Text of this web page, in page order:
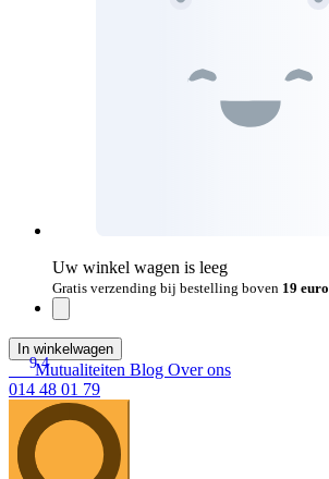
Uw winkel wagen is leeg
Gratis verzending bij bestelling boven 19 euro
In winkelwagen
9.4
Mutualiteiten Blog Over ons
014 48 01 79